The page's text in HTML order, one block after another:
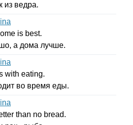
из ведра.
is best.
а дома лучше.
with eating.
во время еды.
than no bread.